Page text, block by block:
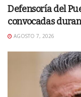
Defensoría del
convocadas
AGOSTO 7, 2026